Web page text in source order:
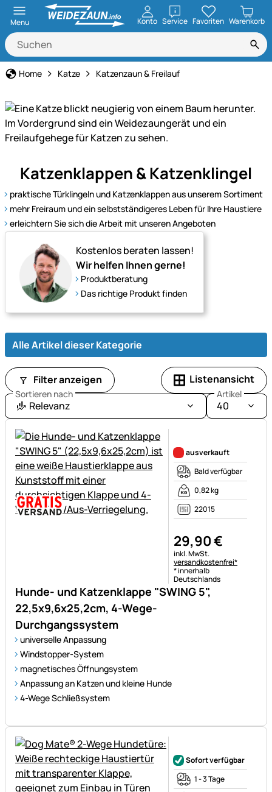
Menu Konto ServiceöffnenFavoriten Warenkorb
Home Katze Katzenzaun & Freilauf
Freigang
für
Katzen
–
mit
passenden
Zäunen,
Weidezaungeräten
ein
sicheres
Freilaufgehege.
Katzenklappen & Katzenklingel
praktische Türklingeln und Katzenklappen aus unserem Sortiment
mehr Freiraum und ein selbstständigeres Leben für Ihre Haustiere
erleichtern Sie sich die Arbeit mit unseren Angeboten
Kostenlos beraten lassen!
Wir helfen Ihnen gerne!
Produktberatung
Das richtige Produkt finden
Alle Artikel dieser Kategorie
Filter anzeigen Listenansicht
Sortieren nach
Relevanz
Artikel
40
Hunde- und Katzenklappe "SWING 5",
22,5x9,6x25,2cm, 4-Wege-
Durchgangssystem
universelle Anpassung
Windstopper-System
magnetisches Öffnungsystem
Anpassung an Katzen und kleine Hunde
4-Wege Schließsystem
ausverkauft
Bald verfügbar
0,82 kg
22015
29,90€
Steuerhinweis:
inkl. MwSt.
versandkostenfrei*
* innerhalb
Deutschlands
Sofort verfügbar
1 - 3 Tage